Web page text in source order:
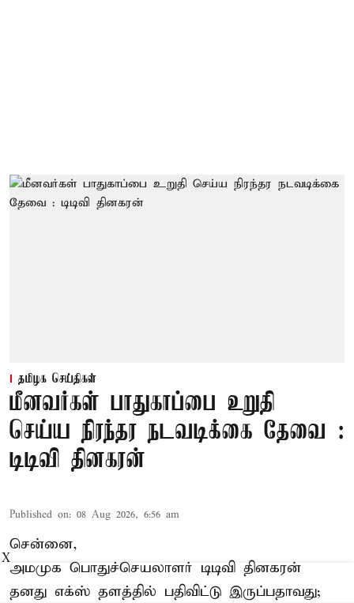
தமிழக செய்திகள்
மீனவர்கள் பாதுகாப்பை உறுதி
செய்ய நிரந்தர நடவடிக்கை தேவை :
டிடிவி தினகரன்
Published on: 08 Aug 2026, 6:56 am
சென்னை,
அமமுக பொதுச்செயலாளர் டிடிவி தினகரன்
தனது எக்ஸ் தளத்தில் பதிவிட்டு இருப்பதாவது;
X